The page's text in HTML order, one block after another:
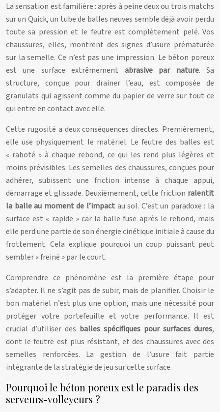
La sensation est familière : après à peine deux ou trois matchs
sur un Quick, un tube de balles neuves semble déjà avoir perdu
toute sa pression et le feutre est complètement pelé. Vos
chaussures, elles, montrent des signes d’usure prématurée
sur la semelle. Ce n’est pas une impression. Le béton poreux
est une surface extrêmement abrasive par nature. Sa
structure, conçue pour drainer l’eau, est composée de
granulats qui agissent comme du papier de verre sur tout ce
qui entre en contact avec elle.
Cette rugosité a deux conséquences directes. Premièrement,
elle use physiquement le matériel. Le feutre des balles est
« raboté » à chaque rebond, ce qui les rend plus légères et
moins prévisibles. Les semelles des chaussures, conçues pour
adhérer, subissent une friction intense à chaque appui,
démarrage et glissade. Deuxièmement, cette friction ralentit
la balle au moment de l’impactau sol. C’est un paradoxe : la
surface est « rapide » car la balle fuse après le rebond, mais
elle perd une partie de son énergie cinétique initiale à cause du
frottement. Cela explique pourquoi un coup puissant peut
sembler « freiné » par le court.
Comprendre ce phénomène est la première étape pour
s’adapter. Il ne s’agit pas de subir, mais de planifier. Choisir le
bon matériel n’est plus une option, mais une nécessité pour
protéger votre portefeuille et votre performance. Il est
crucial d’utiliser des balles spécifiques pour surfaces dures,
dont le feutre est plus résistant, et des chaussures avec des
semelles renforcées. La gestion de l’usure fait partie
intégrante de la stratégie de jeu sur cette surface.
Pourquoi le béton poreux est le paradis des
serveurs-volleyeurs ?